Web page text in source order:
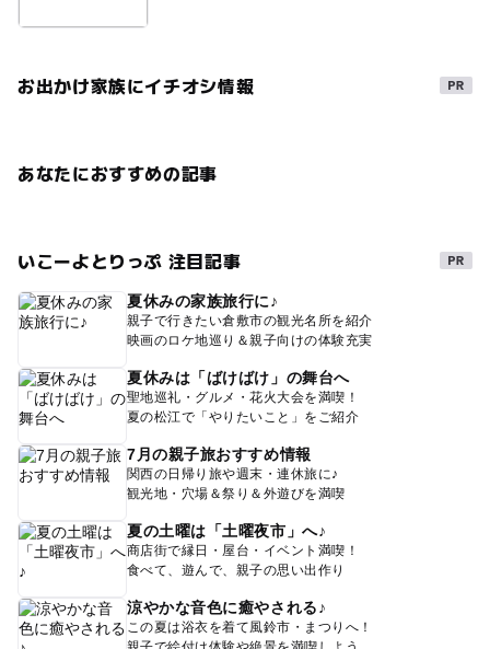
お出かけ家族にイチオシ情報
あなたにおすすめの記事
いこーよとりっぷ 注目記事
夏休みの家族旅行に♪
親子で行きたい倉敷市の観光名所を紹介
映画のロケ地巡り＆親子向けの体験充実
夏休みは「ばけばけ」の舞台へ
聖地巡礼・グルメ・花火大会を満喫！
夏の松江で「やりたいこと」をご紹介
7月の親子旅おすすめ情報
関西の日帰り旅や週末・連休旅に♪
観光地・穴場＆祭り＆外遊びを満喫
夏の土曜は「土曜夜市」へ♪
商店街で縁日・屋台・イベント満喫！
食べて、遊んで、親子の思い出作り
涼やかな音色に癒やされる♪
この夏は浴衣を着て風鈴市・まつりへ！